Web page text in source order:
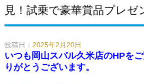
見！試乗で豪華賞品プレゼ
投稿日： 2025年2月20日
いつも岡山スバル久米店のHPを
りがとうございます。